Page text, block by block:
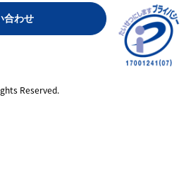
合わせ
Reserved.